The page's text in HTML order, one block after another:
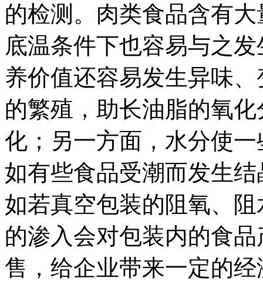
的检测。肉类食品含有
底温条件下也容易与之
养价值还容易发生异味
的繁殖，助长油脂的氧
化；另一方面，水分使
如有些食品受潮而发生
如若真空包装的阻氧、
的渗入会对包装内的食
售，给企业带来一定的